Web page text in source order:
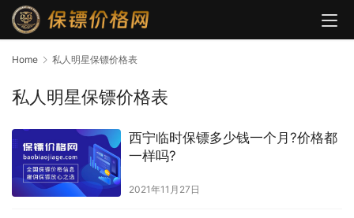
Home 私人明星保镖价格表
私人明星保镖价格表
西宁临时保镖多少钱一个月?价格都
一样吗?
2021年11月27日